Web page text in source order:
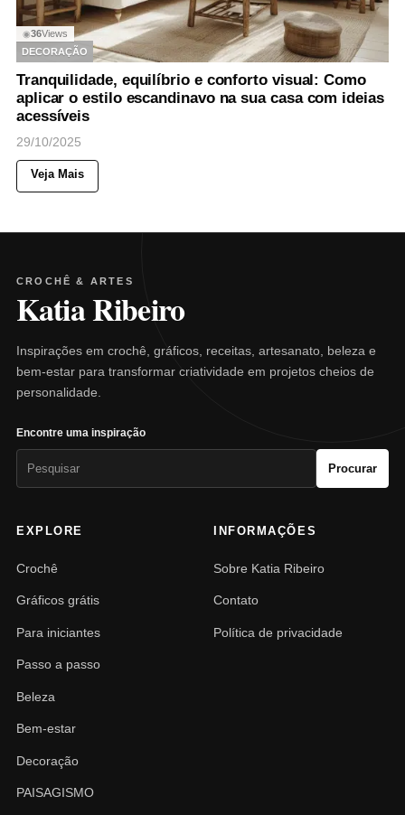
◉36Views
DECORAÇÃO
Tranquilidade, equilíbrio e conforto visual: Como
aplicar o estilo escandinavo na sua casa com ideias
acessíveis
29/10/2025
Veja Mais
CROCHÊ & ARTES
Katia Ribeiro
Inspirações em crochê, gráficos, receitas, artesanato, beleza e
bem-estar para transformar criatividade em projetos cheios de
personalidade.
Encontre uma inspiração
Procurar
EXPLORE
Crochê
Gráficos grátis
Para iniciantes
Passo a passo
Beleza
Bem-estar
Decoração
PAISAGISMO
INFORMAÇÕES
Sobre Katia Ribeiro
Contato
Política de privacidade